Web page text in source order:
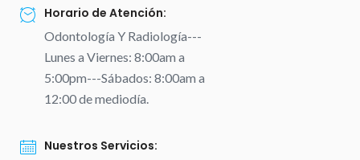
Horario de Atención:
Odontología Y Radiología---
Lunes a Viernes: 8:00am a
5:00pm---Sábados: 8:00am a
12:00 de mediodía.
Nuestros Servicios: